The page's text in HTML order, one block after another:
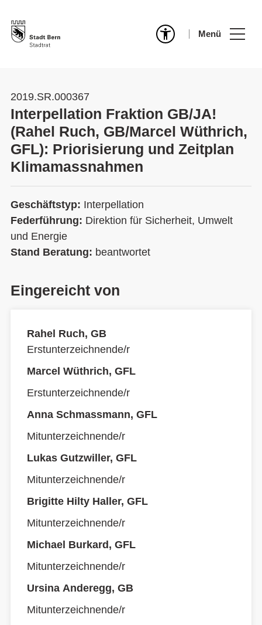
Menü
2019.SR.000367
Interpellation Fraktion GB/JA!
(Rahel Ruch, GB/Marcel Wüthrich,
GFL): Priorisierung und Zeitplan
Klimamassnahmen
Geschäftstyp: Interpellation
Federführung: Direktion für Sicherheit, Umwelt
und Energie
Stand Beratung: beantwortet
Eingereicht von
Rahel Ruch, GB
Erstunterzeichnende/r
Marcel Wüthrich, GFL
Erstunterzeichnende/r
Anna Schmassmann, GFL
Mitunterzeichnende/r
Lukas Gutzwiller, GFL
Mitunterzeichnende/r
Brigitte Hilty Haller, GFL
Mitunterzeichnende/r
Michael Burkard, GFL
Mitunterzeichnende/r
Ursina Anderegg, GB
Mitunterzeichnende/r